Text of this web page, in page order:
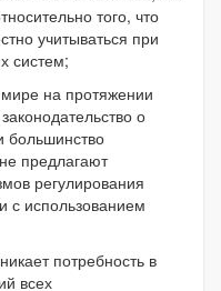
того, что
учитываться при
систем;
мире на протяжении
о
большинство
предлагают
регулирования
с использованием
потребность в
всех